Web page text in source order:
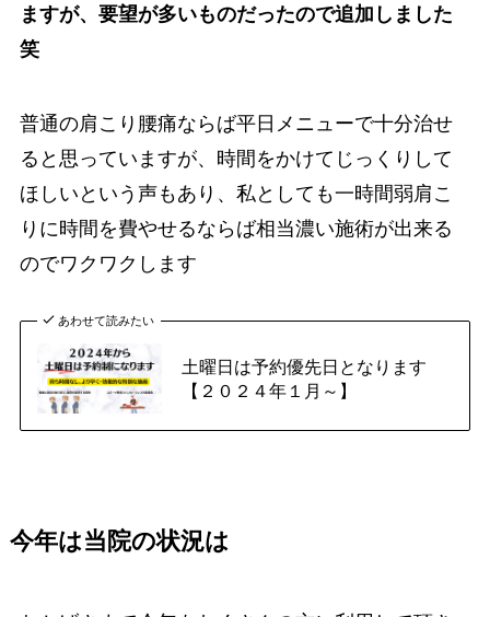
ますが、要望が多いものだったので追加しました
笑
普通の肩こり腰痛ならば平日メニューで十分治せ
ると思っていますが、時間をかけてじっくりして
ほしいという声もあり、私としても一時間弱肩こ
りに時間を費やせるならば相当濃い施術が出来る
のでワクワクします
あわせて読みたい
土曜日は予約優先日となります
【２０２４年１月～】
今年は当院の状況は